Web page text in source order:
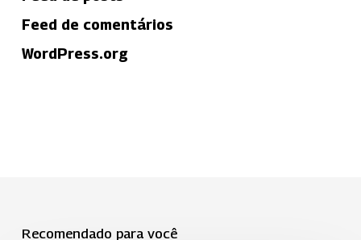
Feed de comentários
WordPress.org
Recomendado para você